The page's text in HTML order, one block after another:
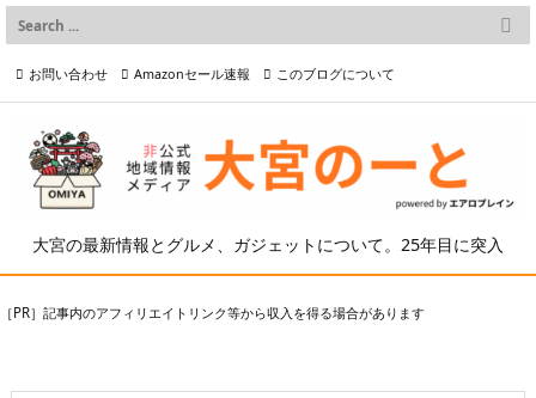
大宮の最新情報とグルメ、ガジェットについて。25年目に突入

メニュー

検索
お問い合わせ Amazonセール速報 このブログについて
プライバシーポリシー等
［PR］記事内のアフィリエイトリンク等から収入を得る場合があります